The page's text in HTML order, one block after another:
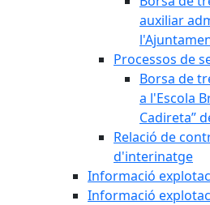
auxiliar
Processos de
Borsa de
a l'Escola
Cadireta”
Relació de
d'interinatge
Informació
Informació